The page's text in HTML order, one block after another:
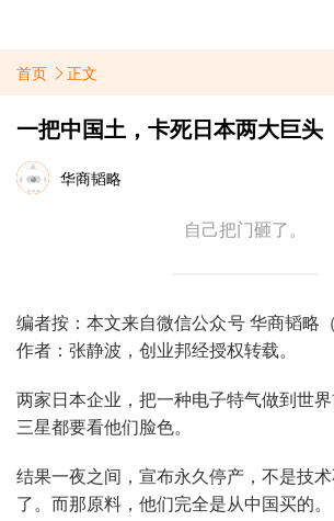
首页 正文
一把中国土，卡死日本两大巨头
华商韬略
自己把门砸了。
编者按：本文来自微信公众号 华商韬略
作者：张静波，创业邦经授权转载。
两家日本企业，把一种电子特气做到世界
三星都要看他们脸色。
结果一夜之间，宣布永久停产，不是技
了。而那原料，他们完全是从中国买的。